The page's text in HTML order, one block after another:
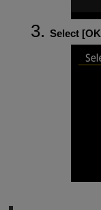
Select [OK